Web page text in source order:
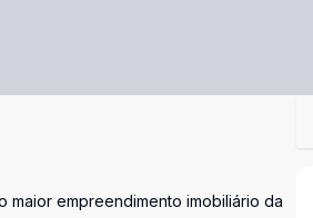
maior empreendimento imobiliário da